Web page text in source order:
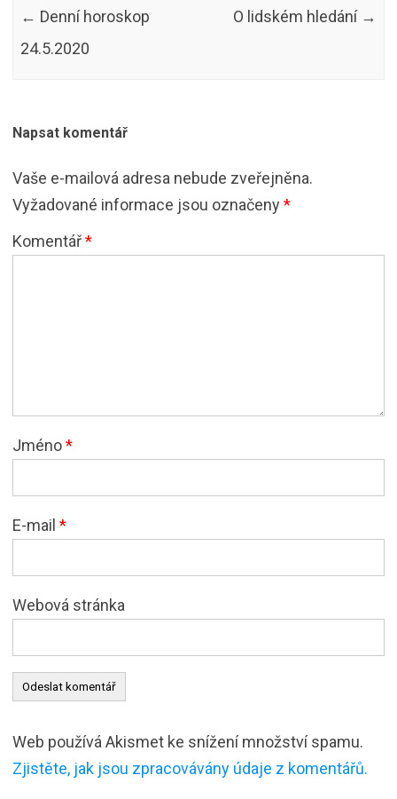
← Denní horoskop
24.5.2020
O lidském hledání →
Napsat komentář
Vaše e-mailová adresa nebude zveřejněna.
Vyžadované informace jsou označeny*
Komentář*
Jméno*
E-mail *
Webová stránka
Web používá Akismet ke snížení množství spamu.
Zjistěte, jak jsou zpracovávány údaje z komentářů.